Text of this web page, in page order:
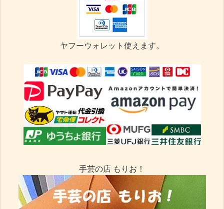
ヤフーウォレット使えます。
手芸の店 もりお！